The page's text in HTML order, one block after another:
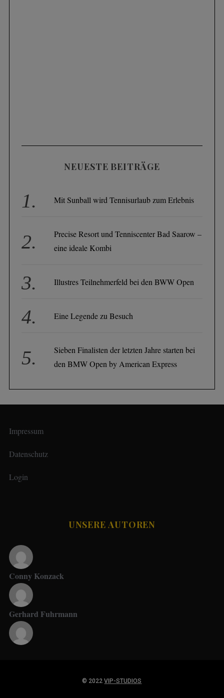
NEUESTE BEITRÄGE
Mit Sunball wird Tennisurlaub zum Erlebnis
Precise Resort und Tenniscenter Bad Saarow –
eine ideale Kombi
Illustres Teilnehmerfeld bei den BWW Open
Eine Legende zu Besuch
Sieben Finalisten der letzten Jahre starten bei
den BMW Open by American Express
Impressum
Datenschutz
Login
UNSERE AUTOREN
Conny Konzack
Gerhard Fuhrmann
© 2022VIP-STUDIOS